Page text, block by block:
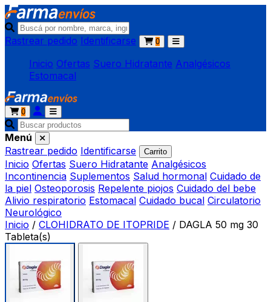
Rastrear pedido Identificarse 0
Inicio Ofertas Suero Hidratante Analgésicos
Estomacal
0
Menú
Rastrear pedido Identificarse Carrito
Inicio Ofertas Suero Hidratante Analgésicos
Incontinencia Suplementos Salud hormonal Cuidado de
la piel Osteoporosis Repelente piojos Cuidado del bebe
Alivio respiratorio Estomacal Cuidado bucal Circulatorio
Neurológico
Inicio / CLOHIDRATO DE ITOPRIDE / DAGLA 50 mg 30
Tableta(s)